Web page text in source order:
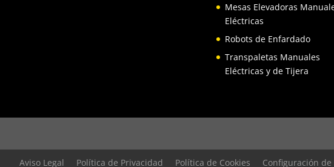
Mesas Elevadoras
Eléctricas
Robots de Enfardado
Transpaletas Manuales
Eléctricas y de Tijera
Aviso Legal Política de Privacidad Política de Cookies Configuración de